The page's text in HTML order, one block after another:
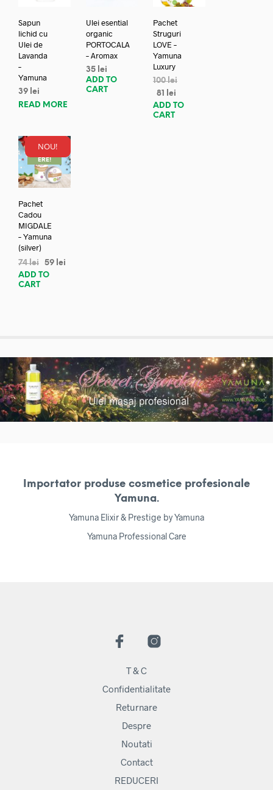
Sapun
lichid cu
Ulei de
Lavanda
–
Yamuna
39 lei
READ MORE
Ulei esential
organic
PORTOCALA
– Aromax
35 lei
ADD TO
CART
Pachet
Struguri
LOVE –
Yamuna
Luxury
100lei
81
lei
ADD TO
CART
NOU!
REDUC
ERE!
Pachet
Cadou
MIGDALE
– Yamuna
(silver)
74lei 59 lei
ADD TO
CART
Importator produse cosmetice profesionale
Yamuna.
Yamuna Elixir & Prestige by Yamuna
Yamuna Professional Care
T & C
Confidentialitate
Returnare
Despre
Noutati
Contact
REDUCERI